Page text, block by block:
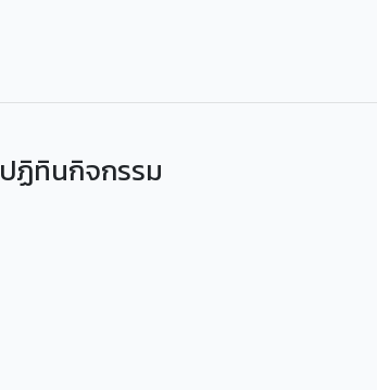
ปฏิทินกิจกรรม